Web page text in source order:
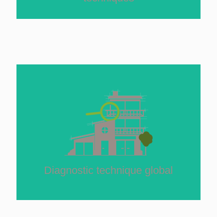
Diagnostic technique global
Diagnostic technique
global
Le Diagnostic Technique Global (DTG) permet
aux propriétaires de pérenniser leur patrimoine
immobilier​